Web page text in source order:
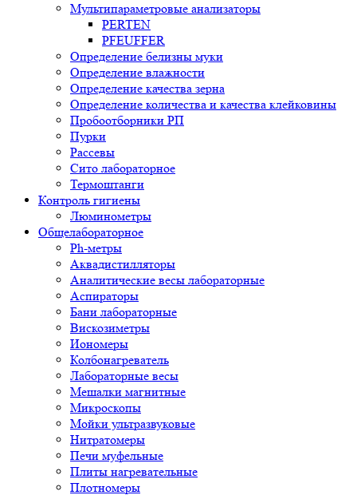
Мультипараметровые анализаторы
PERTEN
PFEUFFER
Определение белизны муки
Определение влажности
Определение качества зерна
Определение количества и качества клейковины
Пробоотборники РП
Пурки
Рассевы
Сито лабораторное
Термоштанги
Контроль гигиены
Люминометры
Общелабораторное
Ph-метры
Аквадистилляторы
Аналитические весы лабораторные
Аспираторы
Бани лабораторные
Вискозиметры
Иономеры
Колбонагреватель
Лабораторные весы
Мешалки магнитные
Микроскопы
Мойки ультразвуковые
Нитратомеры
Печи муфельные
Плиты нагревательные
Плотномеры